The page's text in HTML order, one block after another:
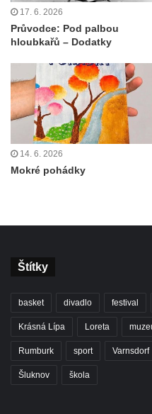
17. 6. 2026
Průvodce: Pod palbou
hloubkařů – Dodatky
14. 6. 2026
Mokré pohádky
Štítky
basket divadlo festival
Krásná Lípa Loreta
Rumburk sport Varnsdorf
Šluknov škola